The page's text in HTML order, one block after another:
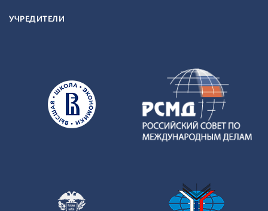
УЧРЕДИТЕЛИ